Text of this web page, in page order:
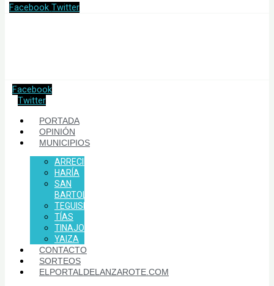
Facebook Twitter
Facebook
Twitter
PORTADA
OPINIÓN
MUNICIPIOS
ARRECIFE
HARÍA
SAN
BARTOLOMÉ
TEGUISE
TÍAS
TINAJO
YAIZA
CONTACTO
SORTEOS
ELPORTALDELANZAROTE.COM